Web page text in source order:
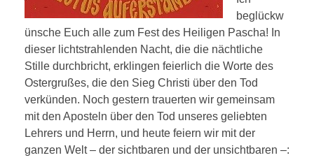
beglückw
ünsche Euch alle zum Fest des Heiligen Pascha! In
dieser lichtstrahlenden Nacht, die die nächtliche
Stille durchbricht, erklingen feierlich die Worte des
Ostergrußes, die den Sieg Christi über den Tod
verkünden. Noch gestern trauerten wir gemeinsam
mit den Aposteln über den Tod unseres geliebten
Lehrers und Herrn, und heute feiern wir mit der
ganzen Welt – der sichtbaren und der unsichtbaren –: